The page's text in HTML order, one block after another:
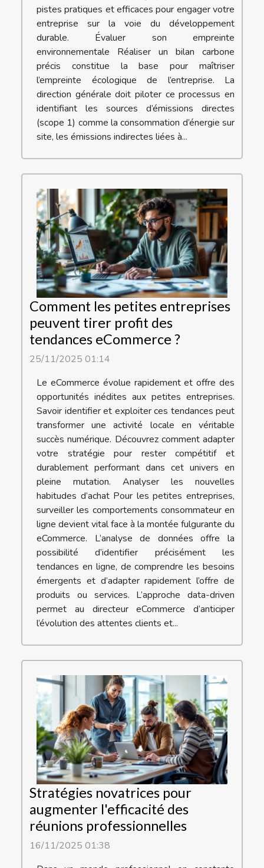
pistes pratiques et efficaces pour engager votre
entreprise sur la voie du développement
durable. Évaluer son empreinte
environnementale Réaliser un bilan carbone
précis constitue la base pour maîtriser
l’empreinte écologique de l’entreprise. La
direction générale doit piloter ce processus en
identifiant les sources d’émissions directes
(scope 1) comme la consommation d’énergie sur
site, les émissions indirectes liées à...
Comment les petites entreprises
peuvent tirer profit des
tendances eCommerce ?
25/11/2025 01:14
Le eCommerce évolue rapidement et offre des
opportunités inédites aux petites entreprises.
Savoir identifier et exploiter ces tendances peut
transformer une activité locale en véritable
succès numérique. Découvrez comment adapter
votre stratégie pour rester compétitif et
durablement performant dans cet univers en
pleine mutation. Analyser les nouvelles
habitudes d’achat Pour les petites entreprises,
surveiller les comportements consommateur en
ligne devient vital face à la montée fulgurante du
eCommerce. L’analyse de données offre la
possibilité d’identifier précisément les
tendances en ligne, de comprendre les besoins
émergents et d’adapter rapidement l’offre de
produits ou services. L’approche data-driven
permet au directeur eCommerce d’anticiper
l’évolution des attentes clients et...
Stratégies novatrices pour
augmenter l'efficacité des
réunions professionnelles
16/11/2025 01:38